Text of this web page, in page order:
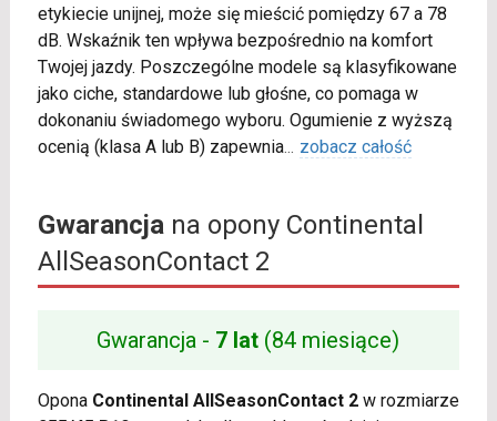
etykiecie unijnej, może się mieścić pomiędzy 67 a 78
dB. Wskaźnik ten wpływa bezpośrednio na komfort
Twojej jazdy. Poszczególne modele są klasyfikowane
jako ciche, standardowe lub głośne, co pomaga w
dokonaniu świadomego wyboru. Ogumienie z wyższą
ocenią (klasa A lub B) zapewnia... zobacz całość
Gwarancjana opony Continental
AllSeasonContact 2
Gwarancja - 7 lat (84 miesiące)
Opona Continental AllSeasonContact 2w rozmiarze